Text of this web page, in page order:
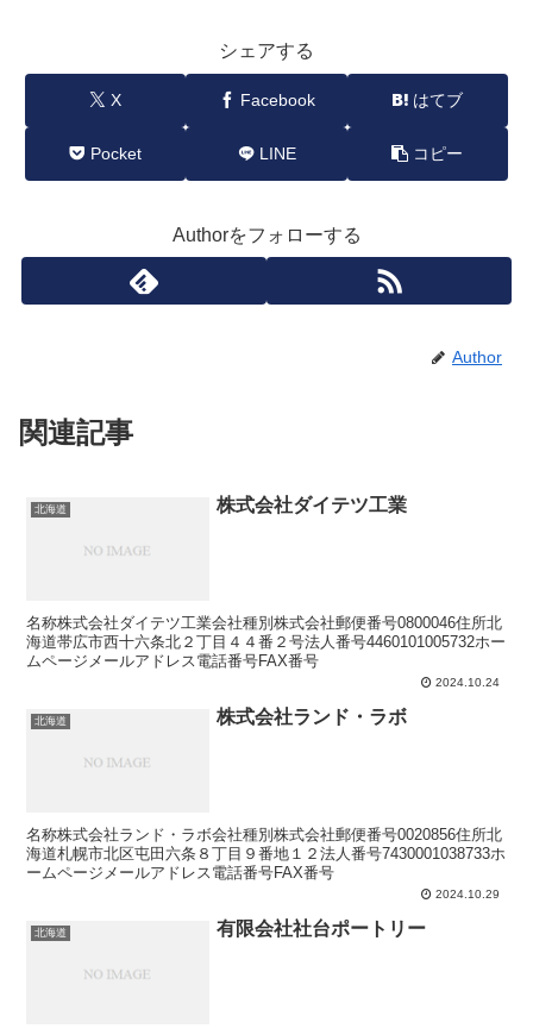
シェアする
X Facebook はてブ
Pocket LINE コピー
Authorをフォローする
Author
関連記事
北海道 株式会社ダイテツ工業
名称株式会社ダイテツ工業会社種別株式会社郵便番号0800046住所北
海道帯広市西十六条北２丁目４４番２号法人番号4460101005732ホー
ムページメールアドレス電話番号FAX番号
2024.10.24
北海道 株式会社ランド・ラボ
名称株式会社ランド・ラボ会社種別株式会社郵便番号0020856住所北
海道札幌市北区屯田六条８丁目９番地１２法人番号7430001038733ホ
ームページメールアドレス電話番号FAX番号
2024.10.29
北海道 有限会社社台ポートリー